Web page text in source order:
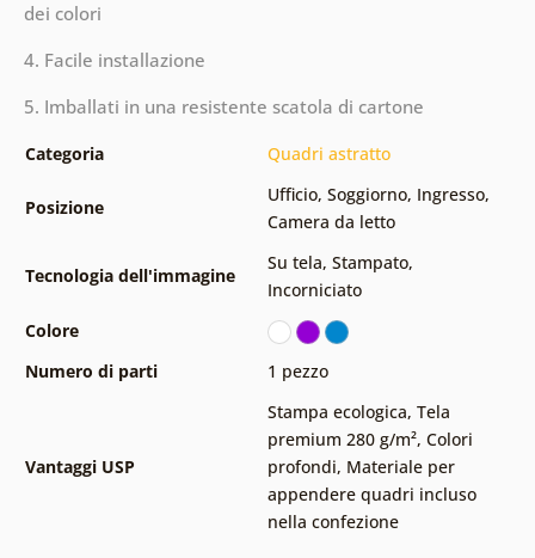
dei colori
4. Facile installazione
5. Imballati in una resistente scatola di cartone
Categoria Quadri astratto
Posizione
Ufficio, Soggiorno, Ingresso,
Camera da letto
Tecnologia dell'immagine
Su tela, Stampato,
Incorniciato
Colore
Numero di parti
1 pezzo
Vantaggi USP
Stampa ecologica, Tela
premium 280 g/m², Colori
profondi, Materiale per
appendere quadri incluso
nella confezione